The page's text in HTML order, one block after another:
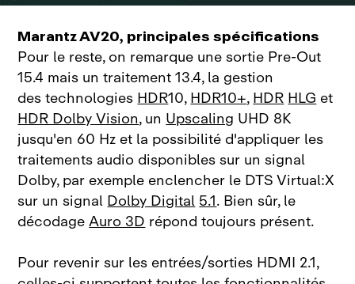
Marantz AV20, principales spécifications
Pour le reste, on remarque une sortie Pre‑Out
15.4 mais un traitement 13.4, la gestion
des technologiesHDR10,HDR10+,HDRHLGet
HDR Dolby Vision, unUpscaling UHD 8K
jusqu'en 60 Hz et la possibilité d'appliquer les
traitements audio disponibles sur un signal
Dolby, par exemple enclencher le DTS Virtual:X
sur un signalDolby Digital5.1. Bien sûr, le
décodageAuro 3Drépond toujours présent.
Pour revenir sur les entrées/sorties HDMI 2.1,